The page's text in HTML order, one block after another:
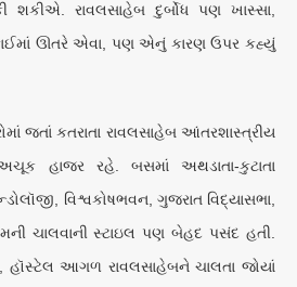
શકીએ. રાવલસાહેબ દુર્બોધ પણ ખાસ્સા,
ઊતરે એવા, પણ એનું કારણ ઉપર કહ્યું
જતાં કતરાતા રાવલસાહેબ આંતરશાસ્ત્રીય
અચૂક હાજર રહે. બસમાં અથડાતા-કુટાતા
વિશ્વકોષભવન, ગુજરાત વિદ્યાસભા,
સ્ટાઇલ પણ બેહદ પસંદ હતી.
હૉસ્ટેલ આગળ રાવલસાહેબને ચાલતા જોયાં